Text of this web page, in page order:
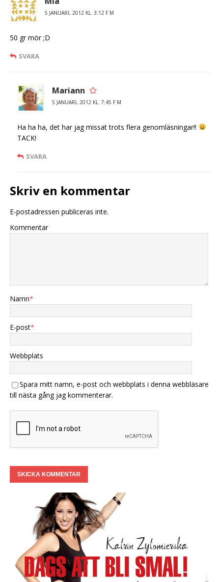
5 JANUARI, 2012 KL. 3:12 F M
50 gr mör ;D
SVARA
Mariann
5 JANUARI, 2012 KL. 7:45 F M
Ha ha ha, det har jag missat trots flera genomläsningar!!
TACK!
SVARA
Skriv en kommentar
E-postadressen publiceras inte.
Kommentar
Namn*
E-post*
Webbplats
Spara mitt namn, e-post och webbplats i denna webbläsare
till nästa gång jag kommenterar.